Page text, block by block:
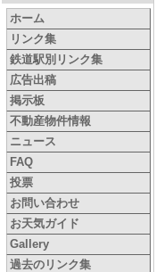
ホーム
リンク集
鉄道駅別リンク集
広告出稿
掲示板
不動産物件情報
ニュース
FAQ
投票
お問い合わせ
お天気ガイド
Gallery
過去のリンク集